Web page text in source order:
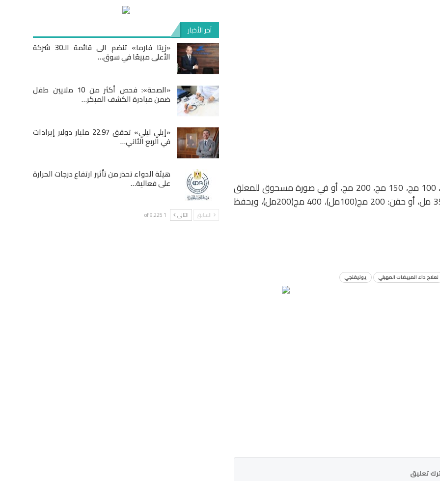
العقار عبارة عن كبسولات أو أقراص في صورة 50 مج، 100 مج، 150 مج، 200 مج، أو في صورة مسحوق للمعلق
الفموي: 10 مج/مل، أو 40 مج/مل في زجاجة بسعة 35 مل، أو حقن: 200 مج(100مل)، 400 مج(200مل)، ويحفظ
لعلاج داء المبيضات المهبلي يونيفنجي
تعليق
آخر الأخبار
«زيتا فارما» تنضم الى قائمة الـ30 شركة
الأعلى مبيعًا في سوق…
«الصحة»: فحص أكثر من 10 ملايين طفل
ضمن مبادرة الكشف المبكر…
«إيلي ليلي» تحقق 22.97 مليار دولار إيرادات
في الربع الثاني…
هيئة الدواء تحذر من تأثير ارتفاع درجات الحرارة
على فعالية…
السابق التالى 1 of 9٬225